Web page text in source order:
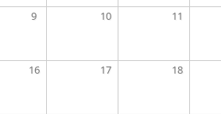
9 10 11
16 17 18